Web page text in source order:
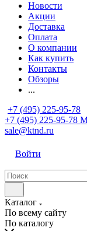
Новости
Акции
Доставка
Оплата
О компании
Как купить
Контакты
Обзоры
...
+7 (495) 225-95-78
+7 (495) 225-95-78
sale@ktnd.ru
Войти
Каталог
По всему сайту
По каталогу